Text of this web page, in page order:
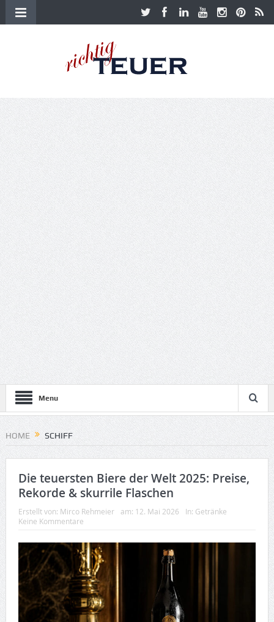
Menu
HOME SCHIFF
Die teuersten Biere der Welt 2025: Preise,
Rekorde & skurrile Flaschen
Erstellt von: Mirco Rehmeier am: 12. Mai 2026 In: Getränke
Keine Kommentare